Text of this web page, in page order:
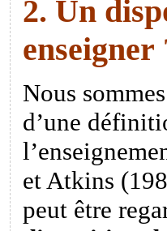
2. Un
enseigner
Nous
d’une
et Atkins
peut être